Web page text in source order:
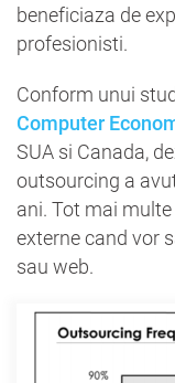
beneficiaza de
profesionisti.
Conform unui
Computer
SUA si Canada,
outsourcing a
ani. Tot mai
externe cand vor
sau web.